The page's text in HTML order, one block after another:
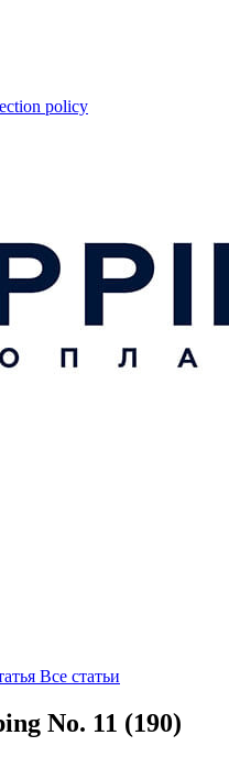
policy
Все статьи
No. 11 (190)